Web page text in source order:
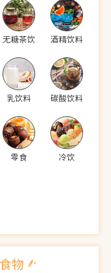
无糖茶饮 酒精饮料
乳饮料 碳酸饮料
零食 冷饮